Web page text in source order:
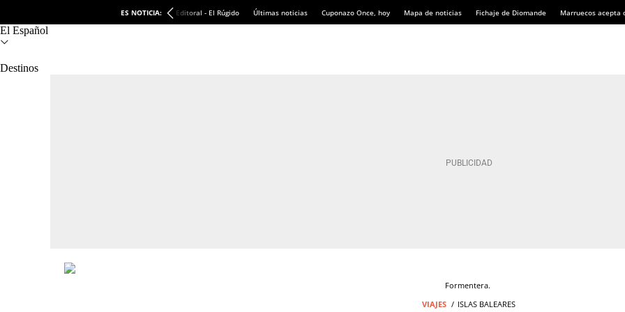
ES NOTICIA: Editoral - El Rúgido Últimas noticias Cuponazo Once, hoy Mapa de noticias Fichaje de Diomande Marruecos acepta
El Español
Destinos
Formentera.
VIAJES
ISLAS BALEARES